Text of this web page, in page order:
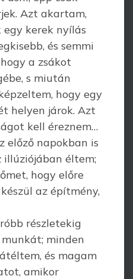
Azt akartam,
egy kerek nyílás
és semmi
a zsákot
s miután
hogy egy
helyen járok. Azt
kell éreznem…
előző napokban is
illúziójában éltem;
hogy előre
az építmény,
részletekig
minden
és magam
amikor